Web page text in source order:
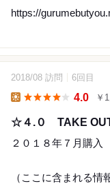
https://
18
2018/08 訪問 6回目
4.0 ￥
☆４.０ TAKE OUT
２０１８年７月購
（ここに含まれる情